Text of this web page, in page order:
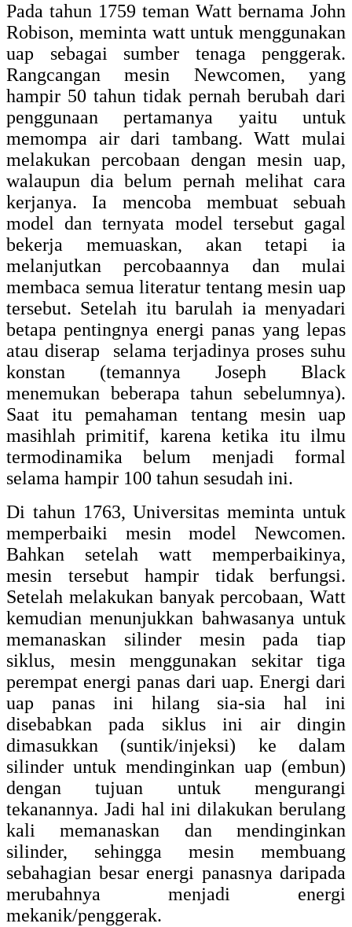
Pada tahun 1759 teman Watt bernama John
Robison, meminta watt untuk menggunakan
uap sebagai sumber tenaga penggerak.
Rangcangan mesin Newcomen, yang
hampir 50 tahun tidak pernah berubah dari
penggunaan pertamanya yaitu untuk
memompa air dari tambang. Watt mulai
melakukan percobaan dengan mesin uap,
walaupun dia belum pernah melihat cara
kerjanya. Ia mencoba membuat sebuah
model dan ternyata model tersebut gagal
bekerja memuaskan, akan tetapi ia
melanjutkan percobaannya dan mulai
membaca semua literatur tentang mesin uap
tersebut. Setelah itu barulah ia menyadari
betapa pentingnya energi panas yang lepas
atau diserap selama terjadinya proses suhu
konstan (temannya Joseph Black
menemukan beberapa tahun sebelumnya).
Saat itu pemahaman tentang mesin uap
masihlah primitif, karena ketika itu ilmu
termodinamika belum menjadi formal
selama hampir 100 tahun sesudah ini.
Di tahun 1763, Universitas meminta untuk
memperbaiki mesin model Newcomen.
Bahkan setelah watt memperbaikinya,
mesin tersebut hampir tidak berfungsi.
Setelah melakukan banyak percobaan, Watt
kemudian menunjukkan bahwasanya untuk
memanaskan silinder mesin pada tiap
siklus, mesin menggunakan sekitar tiga
perempat energi panas dari uap. Energi dari
uap panas ini hilang sia-sia hal ini
disebabkan pada siklus ini air dingin
dimasukkan (suntik/injeksi) ke dalam
silinder untuk mendinginkan uap (embun)
dengan tujuan untuk mengurangi
tekanannya. Jadi hal ini dilakukan berulang
kali memanaskan dan mendinginkan
silinder, sehingga mesin membuang
sebahagian besar energi panasnya daripada
merubahnya menjadi energi
mekanik/penggerak.